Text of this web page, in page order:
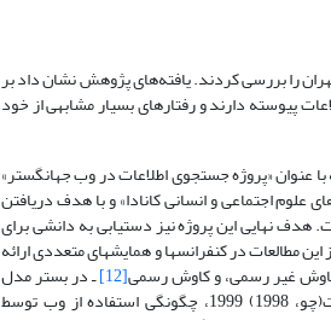
شهر تهران را بررسی کردند. یافته‌های پژوهش نشان داد بر
پیوسته دارند و رفتارهای بسیار مشابهی از خود
عنوان «پروژه جستجوی اطلاعات در وب جهانگستر»
اجتماعی و انسانی کانادا» و با هدف دریافتن
هدف نهایی این پروژه نیز دستیابی به دانشی برای
مطالعات در کنفرانسها و همایشهای متعددی ارائه
کاوش غیر رسمی، و کاوش رسمی[12] ـ در بستر مدل
اطلاع‌جویی الیس مورد مطالعه قرار داده‌اند. در این مجموعه پژوهشها، رفتار اطلاع‌جویی مدیران و متخصصان فناوری اطلاعات(چو، 1998) 1999، چگونگی استفاده از وب توسط